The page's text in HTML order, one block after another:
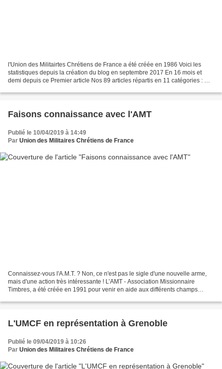
l'Union des Militairtes Chrétiens de France a été créée en 1986 Voici les
statistiques depuis la création du blog en septembre 2017 En 16 mois et
demi depuis ce Premier article Nos 89 articles répartis en 11 catégories : Ont
Faisons connaissance avec l'AMT
Publié le 10/04/2019 à 14:49
Par Union des Militaires Chrétiens de France
Connaissez-vous l'A.M.T. ? Non, ce n'est pas le sigle d'une nouvelle arme,
mais d'une action très intéressante ! L’AMT - Association Missionnaire
Timbres, a été créée en 1991 pour venir en aide aux différents champs
L'UMCF en représentation à Grenoble
Publié le 09/04/2019 à 10:26
Par Union des Militaires Chrétiens de France